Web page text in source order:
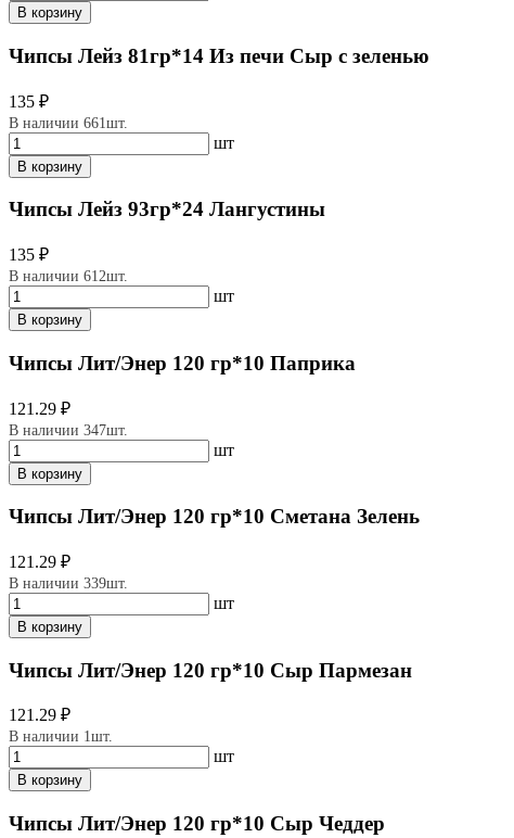
В корзину
Чипсы Лейз 81гр*14 Из печи Сыр с зеленью
135 ₽
В наличии 661шт.
шт
В корзину
Чипсы Лейз 93гр*24 Лангустины
135 ₽
В наличии 612шт.
шт
В корзину
Чипсы Лит/Энер 120 гр*10 Паприка
121.29 ₽
В наличии 347шт.
шт
В корзину
Чипсы Лит/Энер 120 гр*10 Сметана Зелень
121.29 ₽
В наличии 339шт.
шт
В корзину
Чипсы Лит/Энер 120 гр*10 Сыр Пармезан
121.29 ₽
В наличии 1шт.
шт
В корзину
Чипсы Лит/Энер 120 гр*10 Сыр Чеддер